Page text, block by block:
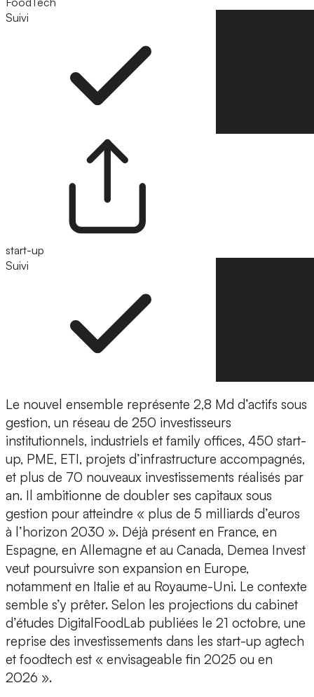
Suivi
start-up
Suivi
Le nouvel ensemble représente 2,8 Md d’actifs sous
gestion, un réseau de 250 investisseurs
institutionnels, industriels et family offices, 450 start-
up, PME, ETI, projets d’infrastructure accompagnés,
et plus de 70 nouveaux investissements réalisés par
an. Il ambitionne de doubler ses capitaux sous
gestion pour atteindre « plus de 5 milliards d’euros
à l’horizon 2030 ». Déjà présent en France, en
Espagne, en Allemagne et au Canada, Demea Invest
veut poursuivre son expansion en Europe,
notamment en Italie et au Royaume-Uni. Le contexte
semble s’y prêter. Selon les projections du cabinet
d’études DigitalFoodLab publiées le 21 octobre, une
reprise des investissements dans les start-up agtech
et foodtech est « envisageable fin 2025 ou en
2026 ».